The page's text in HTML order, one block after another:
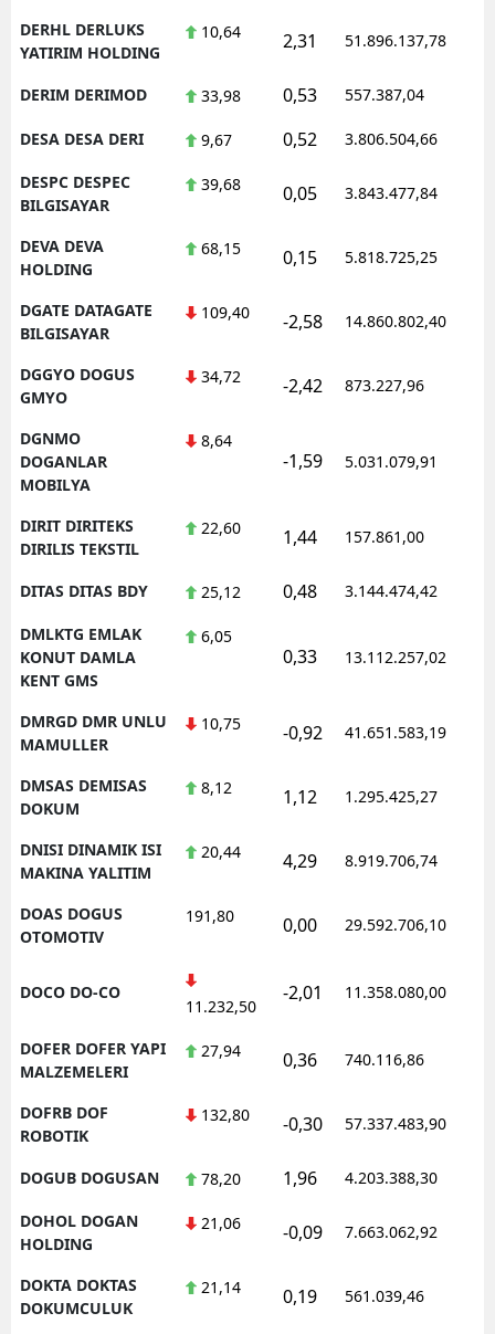
DERHL DERLUKS
YATIRIM HOLDING
10,64 2,31 51.896.137,78
DERIM DERIMOD 33,98 0,53 557.387,04
DESA DESA DERI 9,67 0,52 3.806.504,66
DESPC DESPEC
BILGISAYAR
39,68 0,05 3.843.477,84
DEVA DEVA
HOLDING
68,15 0,15 5.818.725,25
DGATE DATAGATE
BILGISAYAR
109,40 -2,58 14.860.802,40
DGGYO DOGUS
GMYO
34,72 -2,42 873.227,96
DGNMO
DOGANLAR
MOBILYA
8,64
-1,59 5.031.079,91
DIRIT DIRITEKS
DIRILIS TEKSTIL
22,60 1,44 157.861,00
DITAS DITAS BDY 25,12 0,48 3.144.474,42
DMLKTG EMLAK
KONUT DAMLA
KENT GMS
6,05
0,33 13.112.257,02
DMRGD DMR UNLU
MAMULLER
10,75 -0,92 41.651.583,19
DMSAS DEMISAS
DOKUM
8,12 1,12 1.295.425,27
DNISI DINAMIK ISI
MAKINA YALITIM
20,44 4,29 8.919.706,74
DOAS DOGUS
OTOMOTIV
191,80 0,00 29.592.706,10
DOCO DO-CO
11.232,50
-2,01 11.358.080,00
DOFER DOFER YAPI
MALZEMELERI
27,94 0,36 740.116,86
DOFRB DOF
ROBOTIK
132,80 -0,30 57.337.483,90
DOGUB DOGUSAN 78,20 1,96 4.203.388,30
DOHOL DOGAN
HOLDING
21,06 -0,09 7.663.062,92
DOKTA DOKTAS
DOKUMCULUK
21,14 0,19 561.039,46